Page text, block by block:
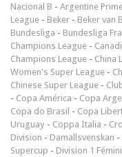
Nacional B - Argentine
League - Beker - Beker van
Bundesliga - Bundesliga
Champions League -
Champions League - China
Women's Super League -
Chinese Super League -
- Copa América - Copa
Copa do Brasil - Copa
Uruguay - Coppa Italia -
Division - Damallsvenskan -
Supercup - Division 1